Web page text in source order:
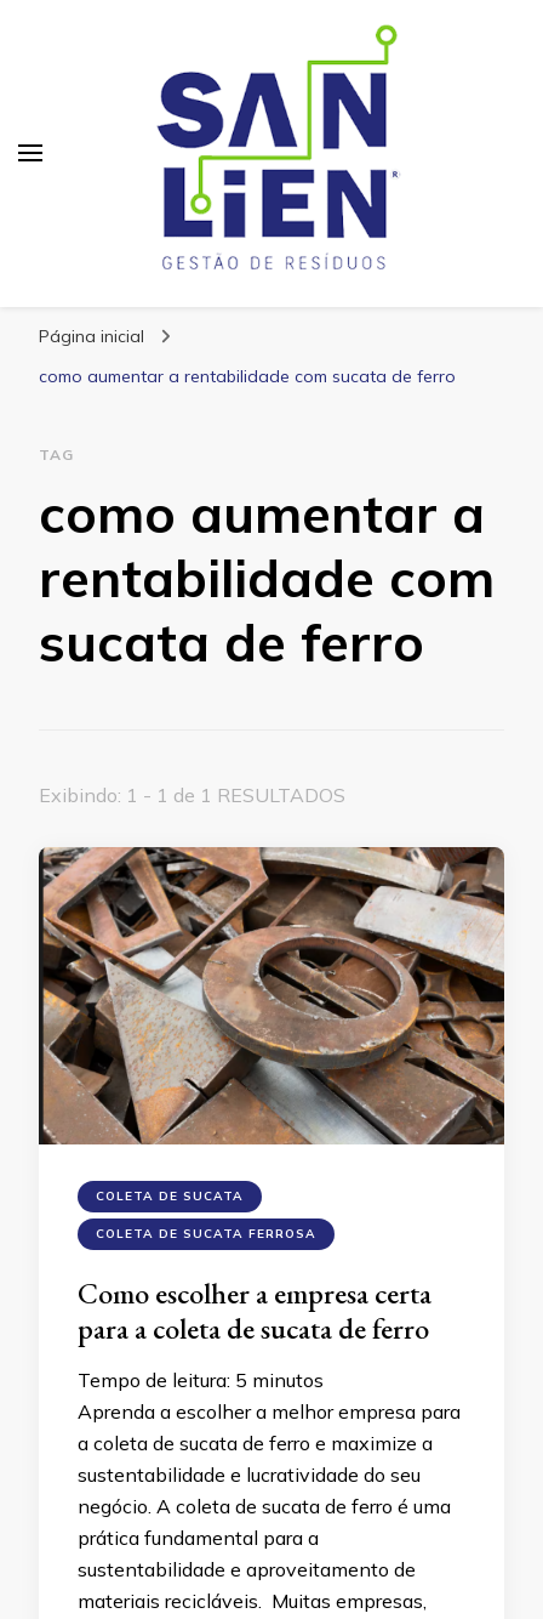
Página inicial
como aumentar a rentabilidade com sucata de ferro
TAG
como aumentar a
rentabilidade com
sucata de ferro
Exibindo: 1 - 1 de 1 RESULTADOS
COLETA DE SUCATA
COLETA DE SUCATA FERROSA
Como escolher a empresa certa
para a coleta de sucata de ferro
Tempo de leitura: 5 minutos
Aprenda a escolher a melhor empresa para
a coleta de sucata de ferro e maximize a
sustentabilidade e lucratividade do seu
negócio. A coleta de sucata de ferro é uma
prática fundamental para a
sustentabilidade e aproveitamento de
materiais recicláveis. Muitas empresas,